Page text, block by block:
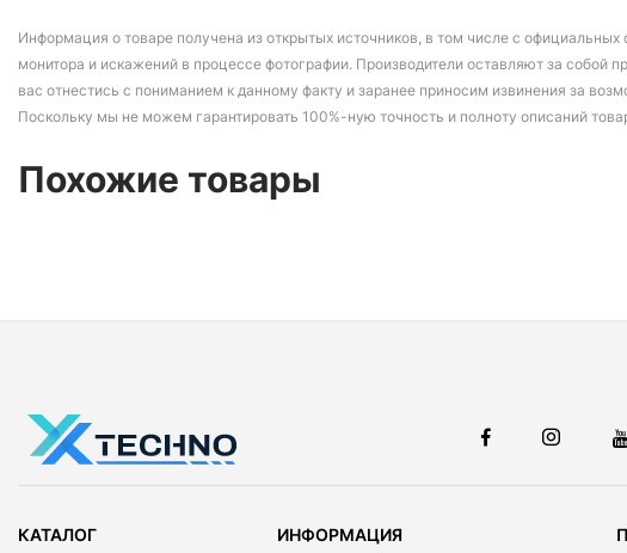
Информация о товаре получена из открытых источников, в том числе с официальных
монитора и искажений в процессе фотографии. Производители оставляют за собой
вас отнестись с пониманием к данному факту и заранее приносим извинения за
Поскольку мы не можем гарантировать 100%-ную точность и полноту описаний
Похожие товары
КАТАЛОГ ИНФОРМАЦИЯ